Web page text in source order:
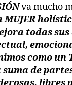
va mucho
MUJER
todas sus
como un
de